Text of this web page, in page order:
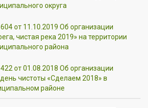
округа
от 11.10.2019 Об организации
чистая река 2019» на территории
района
от 01.08.2018 Об организации
чистоты «Сделаем 2018» в
районе